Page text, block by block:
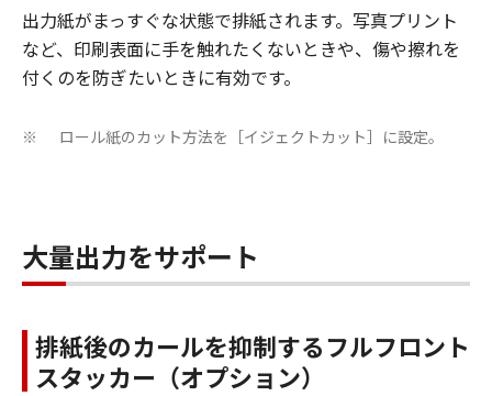
出力紙がまっすぐな状態で排紙されます。写真プリント
など、印刷表面に手を触れたくないときや、傷や擦れを
付くのを防ぎたいときに有効です。
※ ロール紙のカット方法を［イジェクトカット］に設定。
大量出力をサポート
排紙後のカールを抑制するフルフロント
スタッカー（オプション）